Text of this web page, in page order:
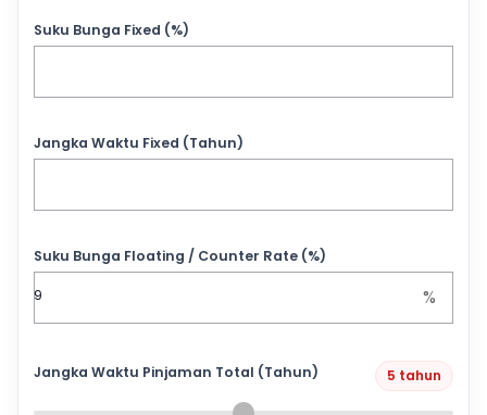
Suku Bunga Fixed (%)
Jangka Waktu Fixed (Tahun)
Suku Bunga Floating / Counter Rate (%)
%
Jangka Waktu Pinjaman Total (Tahun) 5 tahun